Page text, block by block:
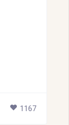
1167